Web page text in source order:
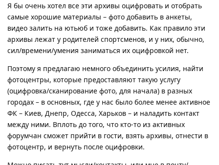
Я бы очень хотел все эти архивы оцифровать и отобрать
самые хорошие материалы – фото добавить в анкеты,
видео залить на ютьюб и тоже добавить. Как правило эти
архивы лежат у родителей спортсменов, и у них, обычно,
сил/времени/умения заниматься их оцифровкой нет.
Поэтому я предлагаю немного объединить усилия, найти
фотоцентры, которые предоставляют такую услугу
(оцифровка/сканирование фото, для начала) в разных
городах – в основных, где у нас было более менее активное
ФК – Киев, Днепр, Одесса, Харьков – и наладить контакт
между ними. Вплоть до того, что кто-то из активных
форумчан сможет прийти в гости, взять архивы, отнести в
фотоцентр, и вернуть после оцифровки.